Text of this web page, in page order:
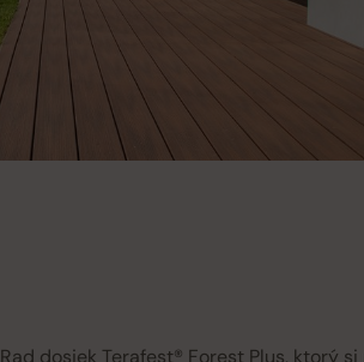
Rad dosiek Terafest® Forest Plus, ktorý